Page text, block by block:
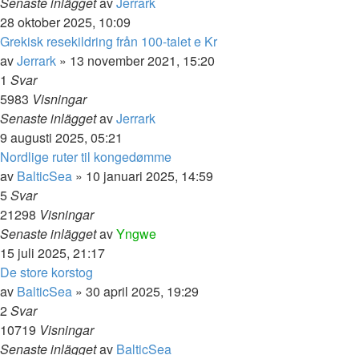
28 oktober 2025, 10:09
Grekisk resekildring från 100-talet e Kr
avJerrark » 13 november 2021, 15:20
1 Svar
5983 Visningar
Senaste inläggetavJerrark
9 augusti 2025, 05:21
Nordlige ruter til kongedømme
av BalticSea » 10 januari 2025, 14:59
5Svar
21298 Visningar
Senaste inläggetavYngwe
15 juli 2025, 21:17
De store korstog
av BalticSea » 30 april 2025, 19:29
2Svar
10719 Visningar
Senaste inläggetav BalticSea